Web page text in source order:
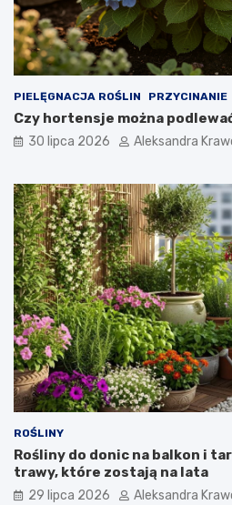
s
i
j
a
k
e
m
a
s
t
o
s
o
w
a
n
i
e
?
PIELĘGNACJA ROŚLIN PRZYCINANIE
Czy hortensje można
30 lipca 2026 Aleksandra
ROŚLINY
Rośliny do donic na balkon i
trawy, które zostają na lata
29 lipca 2026 Aleksandra